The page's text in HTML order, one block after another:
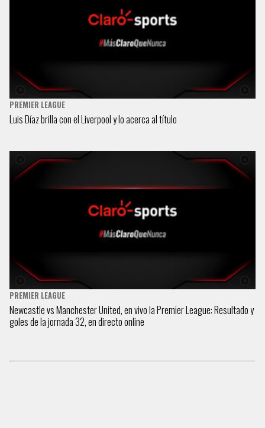
PREMIER LEAGUE
Luis Díaz brilla con el Liverpool y lo acerca al título
PREMIER LEAGUE
Newcastle vs Manchester United, en vivo la Premier League: Resultado y
goles de la jornada 32, en directo online